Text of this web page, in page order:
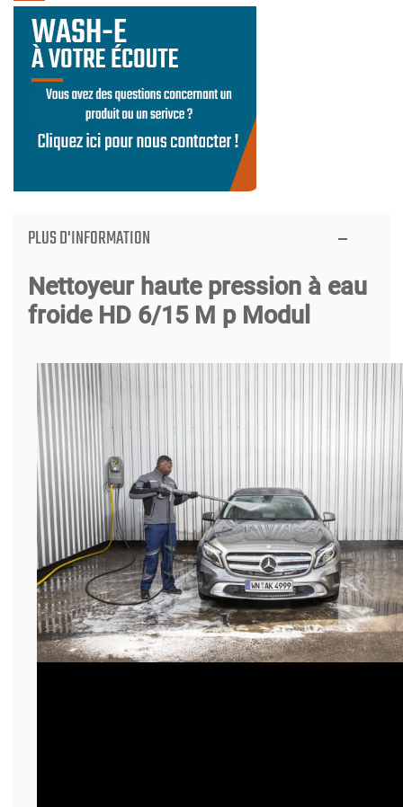
PLUS D'INFORMATION
Nettoyeur haute pression à eau
froide HD 6/15 M p Modul